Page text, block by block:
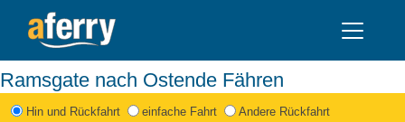
Ramsgate nach Ostende Fähren
Hin und Rückfahrt einfache Fahrt Andere Rückfahrt